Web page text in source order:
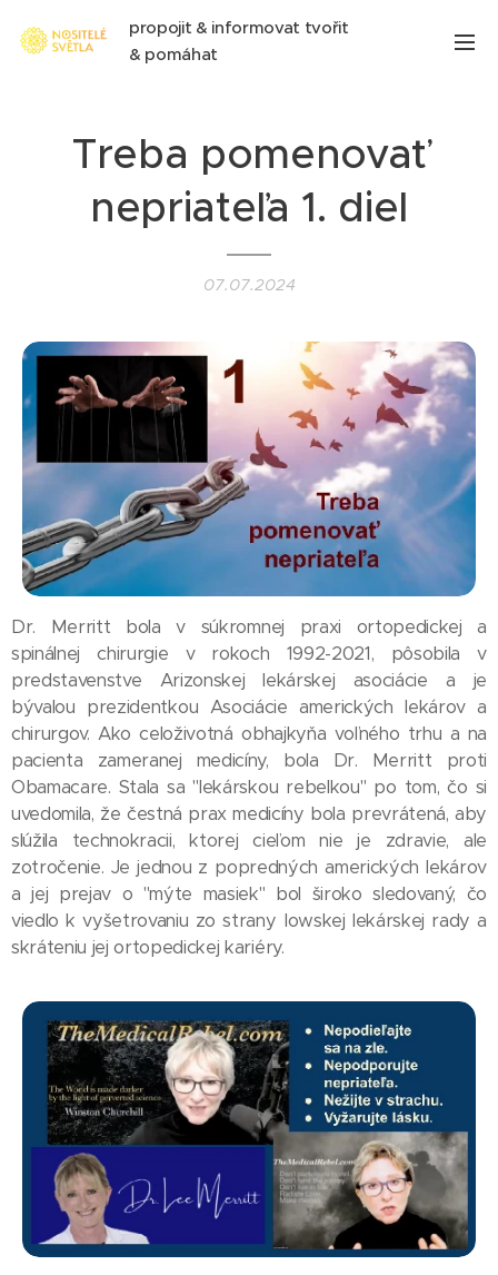
propojit & informovat tvořit
& pomáhat
Treba pomenovať
nepriateľa 1. diel
07.07.2024
Dr. Merritt bola v súkromnej praxi ortopedickej a
spinálnej chirurgie v rokoch 1992-2021, pôsobila v
predstavenstve Arizonskej lekárskej asociácie a je
bývalou prezidentkou Asociácie amerických lekárov a
chirurgov. Ako celoživotná obhajkyňa voľného trhu a na
pacienta zameranej medicíny, bola Dr. Merritt proti
Obamacare. Stala sa "lekárskou rebelkou" po tom, čo si
uvedomila, že čestná prax medicíny bola prevrátená, aby
slúžila technokracii, ktorej cieľom nie je zdravie, ale
zotročenie. Je jednou z popredných amerických lekárov
a jej prejav o "mýte masiek" bol široko sledovaný, čo
viedlo k vyšetrovaniu zo strany Iowskej lekárskej rady a
skráteniu jej ortopedickej kariéry.